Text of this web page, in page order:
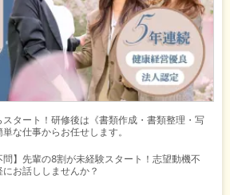
スタート！研修後は《書類作成・書類整理・写
な仕事からお任せします。
問】先輩の8割が未経験スタート！志望動機不
お話ししませんか？